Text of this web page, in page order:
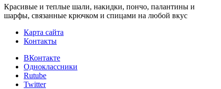
Красивые и теплые шали, накидки, пончо, палантины и
шарфы, связанные крючком и спицами на любой вкус
Карта сайта
Контакты
ВКонтакте
Одноклассники
Rutube
Twitter